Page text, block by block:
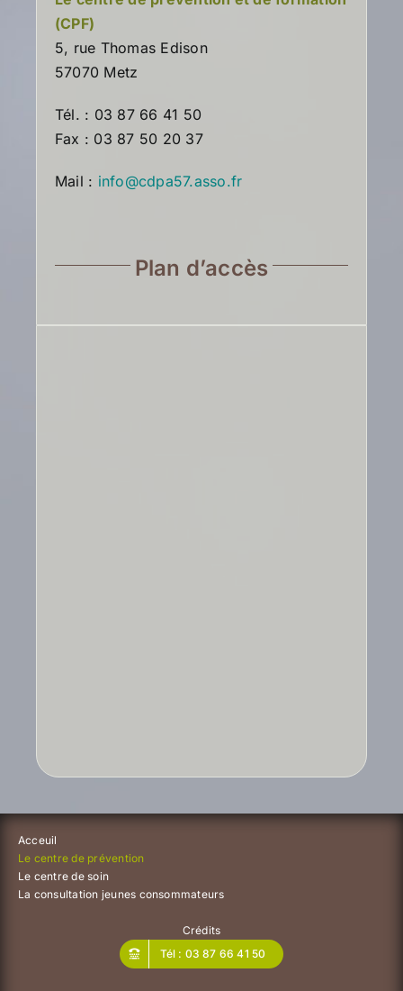
(CPF)
5, rue Thomas Edison
57070 Metz
Tél. : 03 87 66 41 50
Fax : 03 87 50 20 37
Mail : info@cdpa57.asso.fr
Plan d’accès
Acceuil
Le centre de prévention
Le centre de soin
La consultation jeunes consommateurs
Crédits
Tél : 03 87 66 41 50